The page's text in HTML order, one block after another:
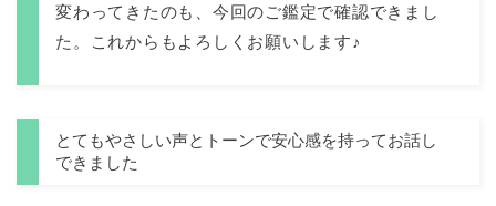
変わってきたのも、今回のご鑑定で確認できまし
た。これからもよろしくお願いします♪
とてもやさしい声とトーンで安心感を持ってお話し
できました